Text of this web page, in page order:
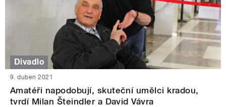
Divadlo
9. duben 2021
Amatéři napodobují, skuteční umělci kradou,
tvrdí Milan Šteindler a David Vávra